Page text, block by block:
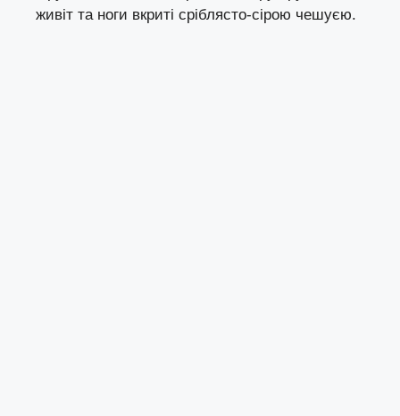
живіт та ноги вкриті сріблясто-сірою чешуєю.